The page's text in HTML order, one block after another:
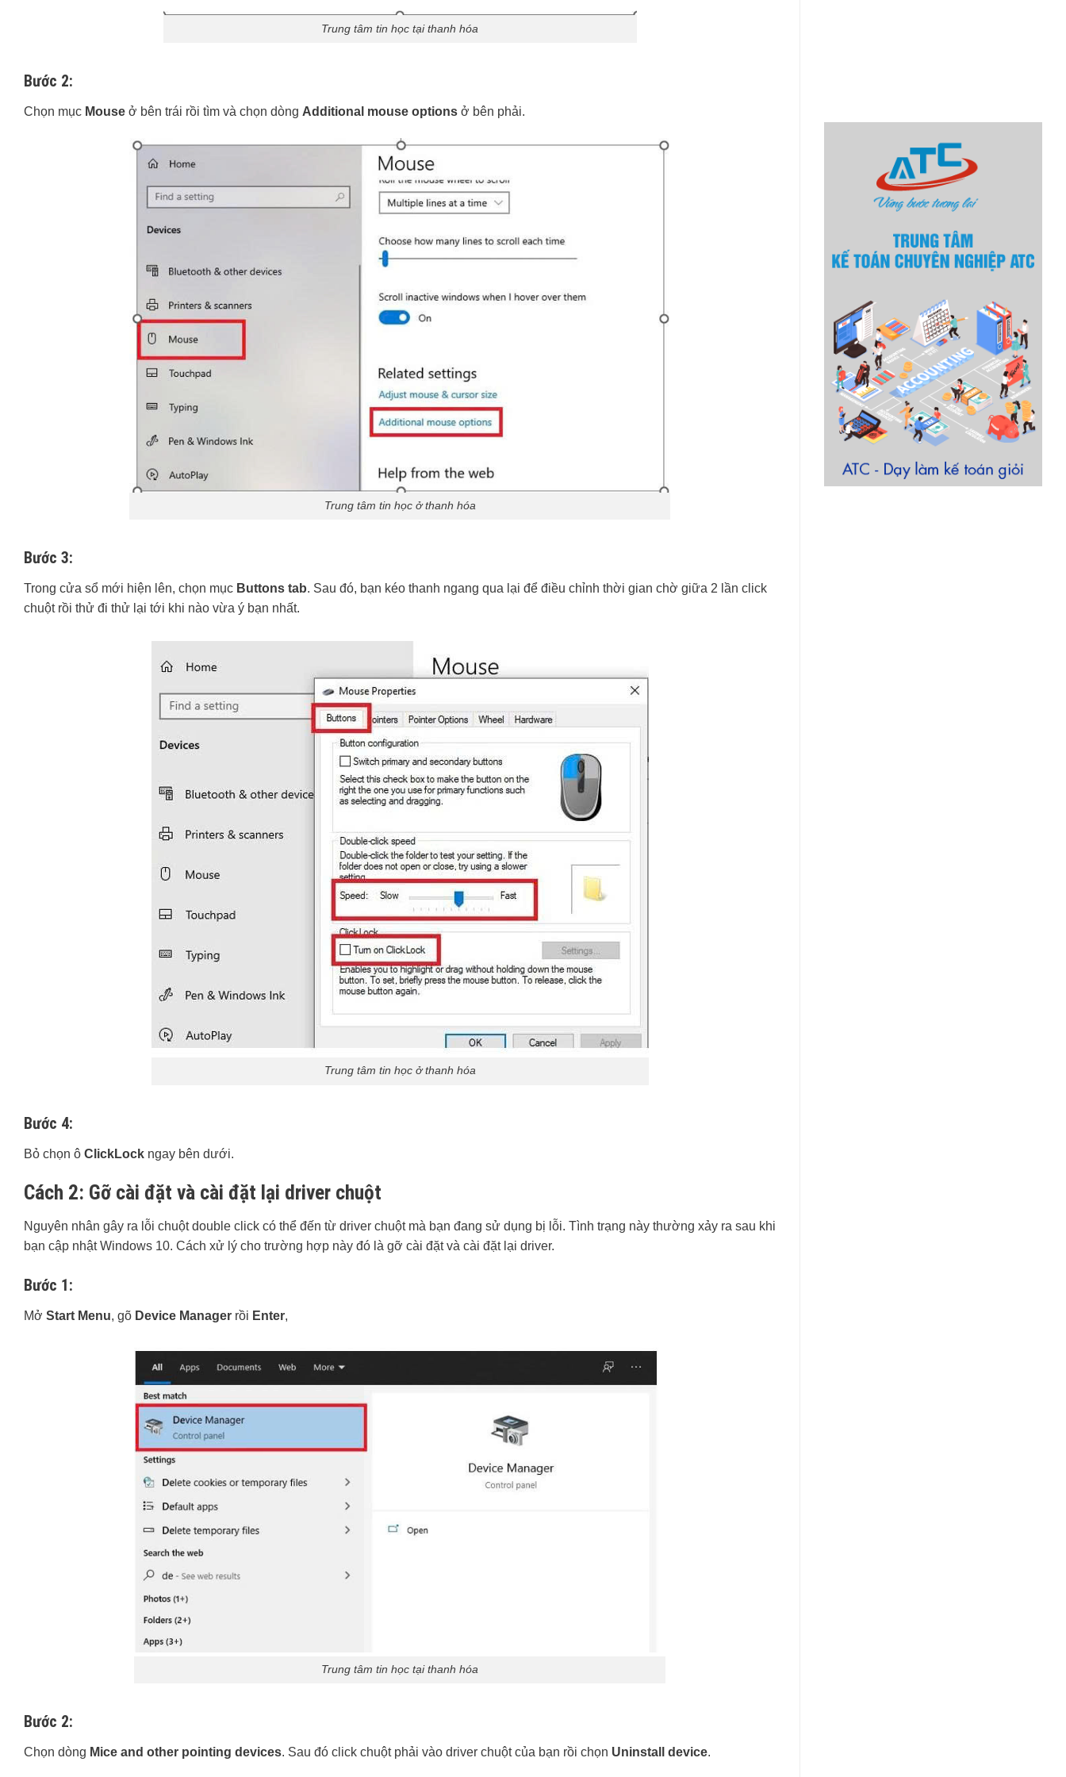
Trung tâm tin học tại thanh hóa
Bước 2:
Chọn mục Mouse ở bên trái rồi tìm và chọn dòng Additional mouse options ở bên phải.
Trung tâm tin học ở thanh hóa
Bước 3:
Trong cửa sổ mới hiện lên, chọn mục Buttons tab. Sau đó, bạn kéo thanh ngang qua lại để điều chỉnh thời gian chờ giữa 2 lần click
chuột rồi thử đi thử lại tới khi nào vừa ý bạn nhất.
Trung tâm tin học ở thanh hóa
Bước 4:
Bỏ chọn ô ClickLock ngay bên dưới.
Cách 2: Gỡ cài đặt và cài đặt lại driver chuột
Nguyên nhân gây ra lỗi chuột double click có thể đến từ driver chuột mà bạn đang sử dụng bị lỗi. Tình trạng này thường xảy ra sau khi
bạn cập nhật Windows 10. Cách xử lý cho trường hợp này đó là gỡ cài đặt và cài đặt lại driver.
Bước 1:
Mở Start Menu, gõ Device Manager rồi Enter,
Trung tâm tin học tại thanh hóa
Bước 2:
Chọn dòng Mice and other pointing devices. Sau đó click chuột phải vào driver chuột của bạn rồi chọn Uninstall device.